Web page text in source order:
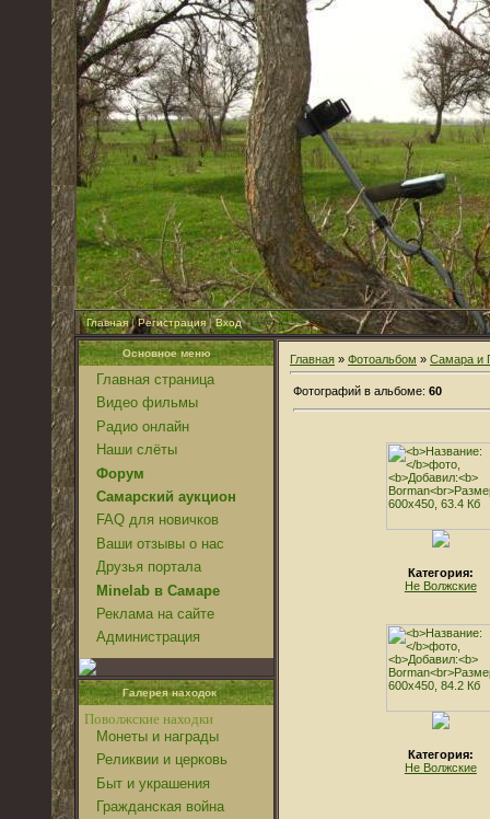
Главная|Регистрация|Вход
Основное меню
Главная страница
Видео фильмы
Радио онлайн
Наши слёты
Форум
Самарский аукцион
FAQ для новичков
Ваши отзывы о нас
Друзья портала
Minelab в Самаре
Реклама на сайте
Администрация
Галерея находок
Поволжские находки
Монеты и награды
Реликвии и церковь
Быт и украшения
Гражданская война
Главная » Фотоальбом » Самара и
Фотографий в альбоме: 60
Категория:
Не Волжские
Категория:
Не Волжские